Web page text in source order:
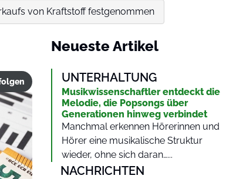
von Kraftstoff festgenommen
Neueste Artikel
UNTERHALTUNG
Musikwissenschaftler entdeckt die
Melodie, die Popsongs über
Generationen hinweg verbindet
Manchmal erkennen Hörerinnen und
Hörer eine musikalische Struktur
wieder, ohne sich daran…...
NACHRICHTEN